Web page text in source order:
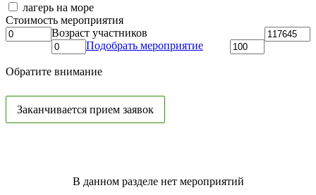
лагерь на море
Стоимость мероприятия
Возраст участников
Подобрать мероприятие
Обратите внимание
Заканчивается прием заявок
В данном разделе нет мероприятий